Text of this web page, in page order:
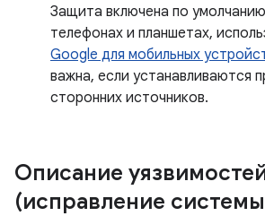
Защита включена по
телефонах и планшетах,
Google для мобильных
важна, если устанавливаются
сторонних источников.
Описание
(исправление системы